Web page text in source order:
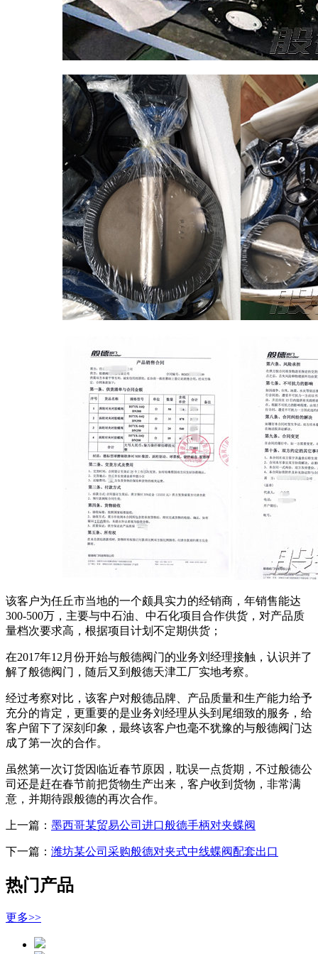
该客户为任丘市当地的一个颇具实力的经销商，年销售能达
300-500万，主要与中石油、中石化项目合作供货，对产品质
量档次要求高，根据项目计划不定期供货；
在2017年12月份开始与般德阀门的业务刘经理接触，认识并了
解了般德阀门，随后又到般德天津工厂实地考察。
经过考察对比，该客户对般德品牌、产品质量和生产能力给予
充分的肯定，更重要的是业务刘经理从头到尾细致的服务，给
客户留下了深刻印象，最终该客户也毫不犹豫的与般德阀门达
成了第一次的合作。
虽然第一次订货因临近春节原因，耽误一点货期，不过般德公
司还是赶在春节前把货物生产出来，客户收到货物，非常满
意，并期待跟般德的再次合作。
上一篇： 墨西哥某贸易公司进口般德手柄对夹蝶阀
下一篇： 潍坊某公司采购般德对夹式中线蝶阀配套出口
热门产品
更多>>